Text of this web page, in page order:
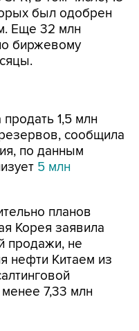
был одобрен
Еще 32 млн
биржевому
по данным
5 млн
планов
продажи, не
нефти Китаем из
менее 7,33 млн
график выпуска